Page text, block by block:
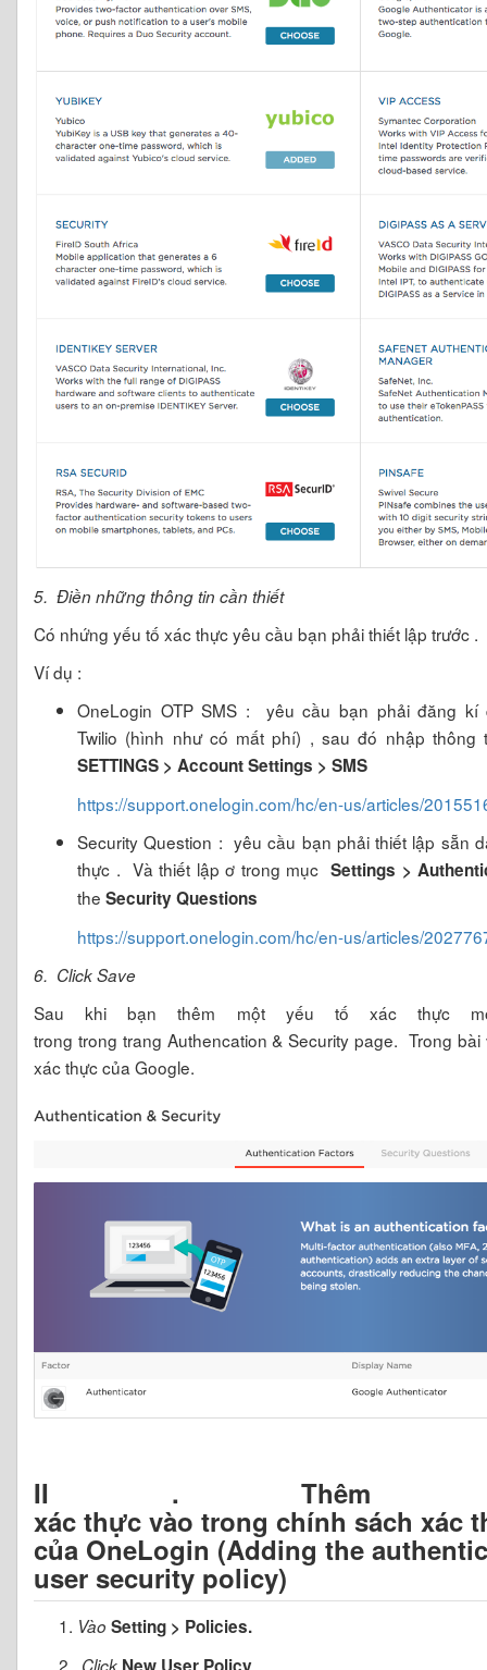
5. Điền những thông tin cần thiết
Có nhứng yếu tố xác thực yêu cầu bạn phải thiết lập trước .
Ví dụ :
OneLogin OTP SMS : yêu cầu bạn phải đăng
Twilio (hình như có mất phí) , sau đó nhập
SETTINGS > Account Settings > SMS
https://support.onelogin.com/hc/en-us/articles/
Security Question : yêu cầu bạn phải thiết lập sẵn
thực . Và thiết lập ơ trong mục Settings >
the Security Questions
https://support.onelogin.com/hc/en-us/articles/
6. Click Save
Sau khi bạn thêm một yếu tố xác thực
trong trong trang Authencation & Security page. Trong
xác thực của Google.
II . Thêm
xác thực vào trong chính sách xác
của OneLogin (Adding the
user security policy)
Vào Setting > Policies.
Click